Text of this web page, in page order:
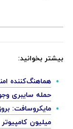
بیشتر بخوانید:
هماهنگ‌کننده
حمله سایبری
میلیون